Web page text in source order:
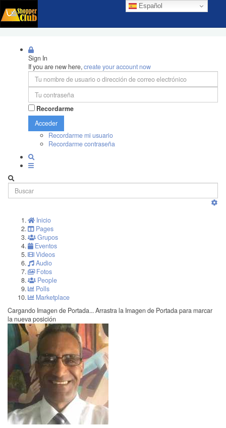
Español
Sign In
If you are new here,create your account now
Recordarme
Acceder
Recordarme mi usuario
Recordarme contraseña
Inicio
Pages
Grupos
Eventos
Videos
Audio
Fotos
People
Polls
Marketplace
Cargando Imagen de Portada... Arrastra la Imagen de Portada para marcar
la nueva posición